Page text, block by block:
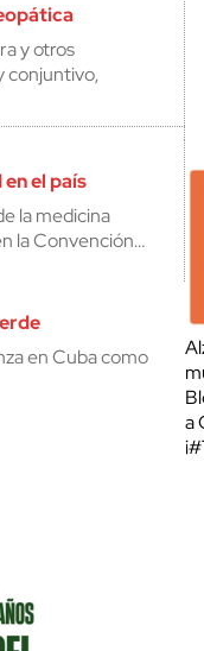
y otros
conjuntivo,
el país
la medicina
la Convención…
en Cuba como
a